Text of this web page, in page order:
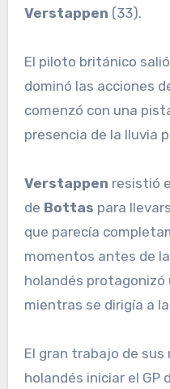
Verstappen (33).
El piloto británico
dominó las acciones
comenzó con una
presencia de la lluvia
Verstappen resistió
de Bottas para
que parecía
momentos antes de
holandés protagonizó
mientras se dirigía a
El gran trabajo de
holandés iniciar el GP